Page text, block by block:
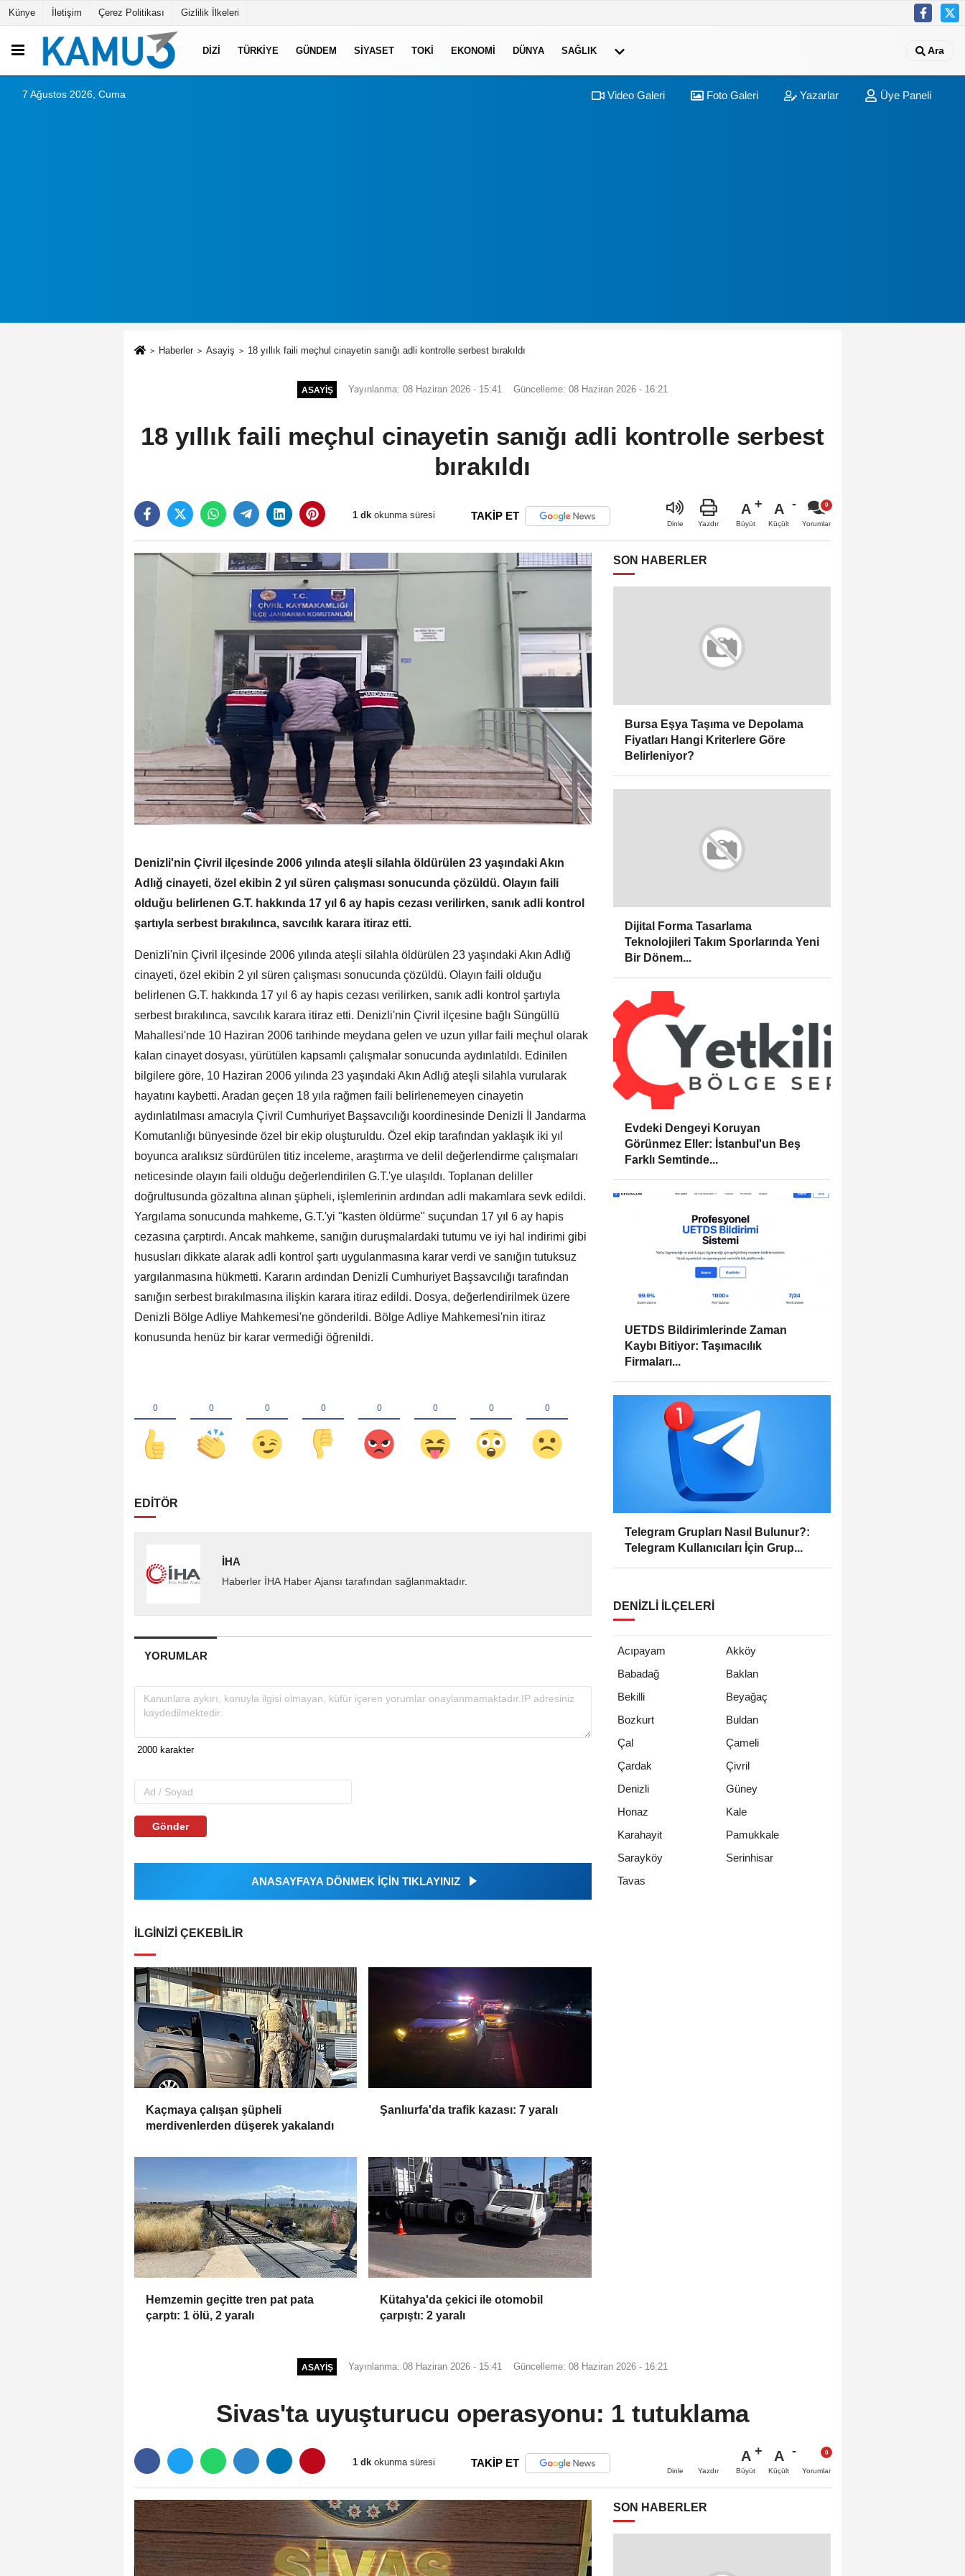
Künye İletişim Çerez Politikası Gizlilik İlkeleri
DIZI TÜRKIYE GÜNDEM SIYASET TOKI EKONOMI DÜNYA SAĞLIK Ara
7 Ağustos 2026, Cuma Video Galeri Foto Galeri Yazarlar Üye Paneli
Haberler Asayiş 18 yıllık faili meçhul cinayetin sanığı adli kontrolle serbest bırakıldı
ASAYIŞ Yayınlanma: 08 Haziran 2026 - 15:41 Güncelleme: 08 Haziran 2026 - 16:21
18 yıllık faili meçhul cinayetin sanığı adli kontrolle serbest
bırakıldı
1 dk okunma süresi TAKİP ET
Dinle Yazdır
A
Büyüt
A
Küçült Yorumlar
Denizli'nin Çivril ilçesinde 2006 yılında ateşli silahla öldürülen 23 yaşındaki Akın
Adlığ cinayeti, özel ekibin 2 yıl süren çalışması sonucunda çözüldü. Olayın faili
olduğu belirlenen G.T. hakkında 17 yıl 6 ay hapis cezası verilirken, sanık adli kontrol
şartıyla serbest bırakılınca, savcılık karara itiraz etti.
Denizli'nin Çivril ilçesinde 2006 yılında ateşli silahla öldürülen 23 yaşındaki Akın Adlığ
cinayeti, özel ekibin 2 yıl süren çalışması sonucunda çözüldü. Olayın faili olduğu
belirlenen G.T. hakkında 17 yıl 6 ay hapis cezası verilirken, sanık adli kontrol şartıyla
serbest bırakılınca, savcılık karara itiraz etti. Denizli'nin Çivril ilçesine bağlı Süngüllü
Mahallesi'nde 10 Haziran 2006 tarihinde meydana gelen ve uzun yıllar faili meçhul olarak
kalan cinayet dosyası, yürütülen kapsamlı çalışmalar sonucunda aydınlatıldı. Edinilen
bilgilere göre, 10 Haziran 2006 yılında 23 yaşındaki Akın Adlığ ateşli silahla vurularak
hayatını kaybetti. Aradan geçen 18 yıla rağmen faili belirlenemeyen cinayetin
aydınlatılması amacıyla Çivril Cumhuriyet Başsavcılığı koordinesinde Denizli İl Jandarma
Komutanlığı bünyesinde özel bir ekip oluşturuldu. Özel ekip tarafından yaklaşık iki yıl
boyunca aralıksız sürdürülen titiz inceleme, araştırma ve delil değerlendirme çalışmaları
neticesinde olayın faili olduğu değerlendirilen G.T.'ye ulaşıldı. Toplanan deliller
doğrultusunda gözaltına alınan şüpheli, işlemlerinin ardından adli makamlara sevk edildi.
Yargılama sonucunda mahkeme, G.T.'yi "kasten öldürme" suçundan 17 yıl 6 ay hapis
cezasına çarptırdı. Ancak mahkeme, sanığın duruşmalardaki tutumu ve iyi hal indirimi gibi
hususları dikkate alarak adli kontrol şartı uygulanmasına karar verdi ve sanığın tutuksuz
yargılanmasına hükmetti. Kararın ardından Denizli Cumhuriyet Başsavcılığı tarafından
sanığın serbest bırakılmasına ilişkin karara itiraz edildi. Dosya, değerlendirilmek üzere
Denizli Bölge Adliye Mahkemesi'ne gönderildi. Bölge Adliye Mahkemesi'nin itiraz
konusunda henüz bir karar vermediği öğrenildi.
EDİTÖR
İHA
Haberler İHA Haber Ajansı tarafından sağlanmaktadır.
YORUMLAR
Gönder
ANASAYFAYA DÖNMEK İÇİN TIKLAYINIZ
İLGINIZI ÇEKEBILIR
Kaçmaya çalışan şüpheli
merdivenlerden düşerek yakalandı
Şanlıurfa'da trafik kazası: 7 yaralı
Hemzemin geçitte tren pat pata
çarptı: 1 ölü, 2 yaralı
Kütahya'da çekici ile otomobil
çarpıştı: 2 yaralı
SON HABERLER
Bursa Eşya Taşıma ve Depolama
Fiyatları Hangi Kriterlere Göre
Belirleniyor?
Dijital Forma Tasarlama
Teknolojileri Takım Sporlarında Yeni
Bir Dönem...
Evdeki Dengeyi Koruyan
Görünmez Eller: İstanbul'un Beş
Farklı Semtinde...
UETDS Bildirimlerinde Zaman
Kaybı Bitiyor: Taşımacılık
Firmaları...
Telegram Grupları Nasıl Bulunur?:
Telegram Kullanıcıları İçin Grup...
DENIZLI İLÇELERI
Acıpayam
Akköy
Babadağ
Baklan
Bekilli
Beyağaç
Bozkurt
Buldan
Çal
Çameli
Çardak
Çivril
Denizli
Güney
Honaz
Kale
Karahayit
Pamukkale
Sarayköy
Serinhisar
Tavas
ASAYIŞ Yayınlanma: 08 Haziran 2026 - 15:41 Güncelleme: 08 Haziran 2026 - 16:21
Sivas'ta uyuşturucu operasyonu: 1 tutuklama
1 dk okunma süresi TAKİP ET
Dinle Yazdır
A
Büyüt
A
Küçült Yorumlar
SON HABERLER